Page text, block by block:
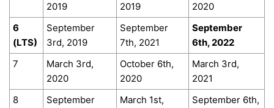
2019
2019
2020
6
(LTS)
September
3rd, 2019
September
7th, 2021
September
6th, 2022
7
March 3rd,
2020
October 6th,
2020
March 3rd,
2021
8
September
March 1st,
September 6th,